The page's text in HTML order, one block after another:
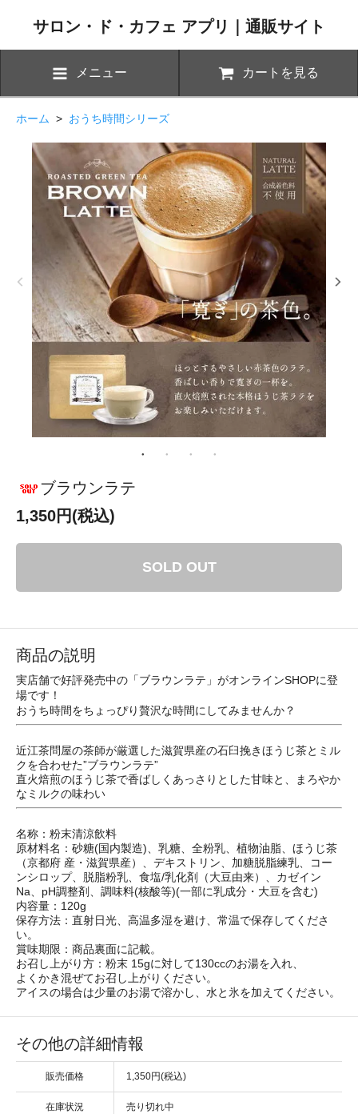
サロン・ド・カフェ アプリ｜通販サイト
メニュー カートを見る
ホーム > おうち時間シリーズ
ブラウンラテ
1,350円(税込)
SOLD OUT
商品の説明
実店舗で好評発売中の「ブラウンラテ」がオンラインSHOPに登
場です！
おうち時間をちょっぴり贅沢な時間にしてみませんか？
近江茶問屋の茶師が厳選した滋賀県産の石臼挽きほうじ茶とミル
クを合わせた”ブラウンラテ”
直火焙煎のほうじ茶で香ばしくあっさりとした甘味と、まろやか
なミルクの味わい
名称：粉末清涼飲料
原材料名：砂糖(国内製造)、乳糖、全粉乳、植物油脂、ほうじ茶
（京都府 産・滋賀県産）、デキストリン、加糖脱脂練乳、コー
ンシロップ、脱脂粉乳、食塩/乳化剤（大豆由来）、カゼイン
Na、pH調整剤、調味料(核酸等)(一部に乳成分・大豆を含む)
内容量：120g
保存方法：直射日光、高温多湿を避け、常温で保存してくださ
い。
賞味期限：商品裏面に記載。
お召し上がり方：粉末 15gに対して130ccのお湯を入れ、
よくかき混ぜてお召し上がりください。
アイスの場合は少量のお湯で溶かし、水と氷を加えてください。
その他の詳細情報
販売価格 1,350円(税込)
在庫状況 売り切れ中